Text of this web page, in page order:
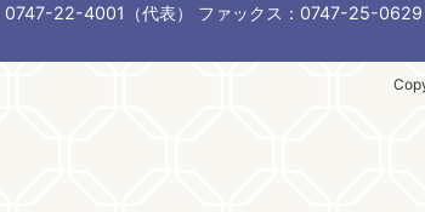
0747-22-4001（代表）
ファックス：0747-25-0629